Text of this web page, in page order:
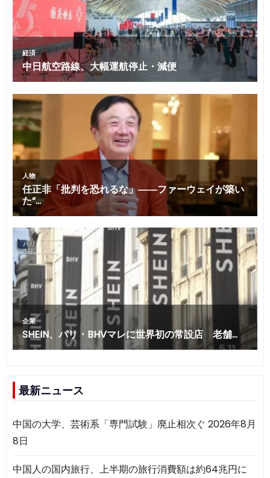
最新ニュース
中国の大学、芸術系「専門試験」廃止相次ぐ 2026年8月
8日
中国人の国内旅行、上半期の旅行消費額は約64兆円に